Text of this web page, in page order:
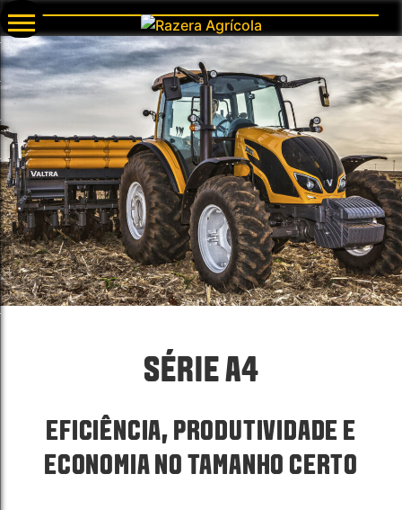
SÉRIE A4
EFICIÊNCIA, PRODUTIVIDADE E
ECONOMIA NO TAMANHO CERTO